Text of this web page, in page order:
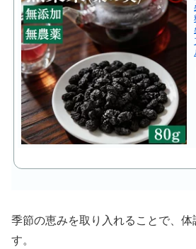
季節の恵みを取り入れることで、体
す。